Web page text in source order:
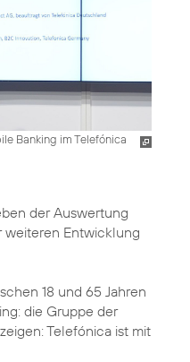
Banking im Telefónica
der Auswertung
weiteren Entwicklung
18 und 65 Jahren
die Gruppe der
Telefónica ist mit